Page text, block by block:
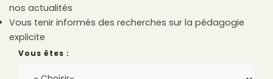
nos actualités
Vous tenir informés des recherches sur la pédagogie
explicite
Vous êtes :